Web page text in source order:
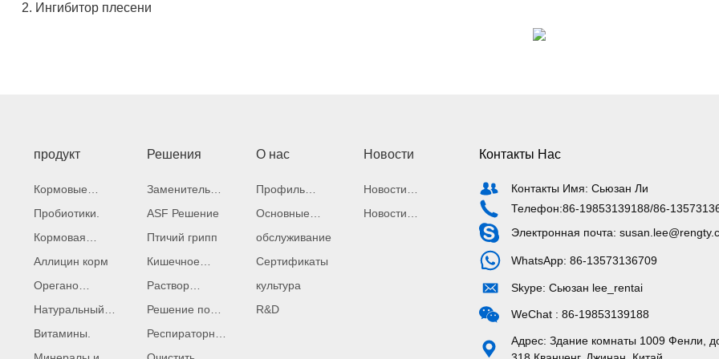
2. Ингибитор плесени
продукт
Кормовые
ферменты
Пробиотики.
Кормовая
кислота
Аллицин корм
Орегано
кормить
Натуральный
экстракт
Витамины.
Решения
Заменитель
антибиотиков
ASF Решение
Птичий грипп
Кишечное
здоровье
Раствор
микотоксинов
Решение по
вкусу
Респираторное
О нас
Профиль
Компании
Основные
преимущества
обслуживание
Сертификаты
культура
R&D
Новости
Новости
отрасли
Новости
Контакты Нас
Контакты Имя: Сьюзан Ли
Телефон:86-19853139188/86-
Электронная почта:
WhatsApp: 86-13573136709
Skype: Сьюзан lee_rentai
WeChat : 86-19853139188
Адрес: Здание комнаты 1009 Фенли,